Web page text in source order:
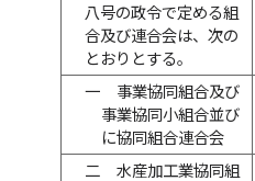
八号の政令で定める組
合及び連合会は、次の
とおりとする。
一
事業協同組合及び
事業協同小組合並び
に協同組合連合会
二
水産加工業協同組